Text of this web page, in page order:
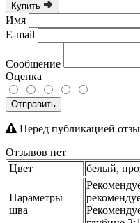
Купить
Имя
E-mail
Сообщение
Оценка
Отправить
Перед публикацией
Отзывов нет
Цвет
белый,
Параметры
шва